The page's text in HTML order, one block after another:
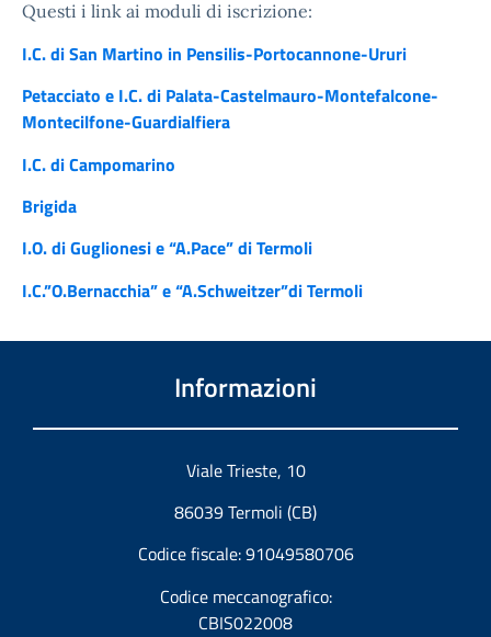
Questi i link ai moduli di iscrizione:
I.C. di San Martino in Pensilis-Portocannone-Ururi
Petacciato e I.C. di Palata-Castelmauro-Montefalcone-
Montecilfone-Guardialfiera
I.C. di Campomarino
Brigida
I.O. di Guglionesi e “A.Pace” di Termoli
I.C.”O.Bernacchia” e “A.Schweitzer”di Termoli
Informazioni
Viale Trieste, 10
86039 Termoli (CB)
Codice fiscale: 91049580706
Codice meccanografico:
CBIS022008